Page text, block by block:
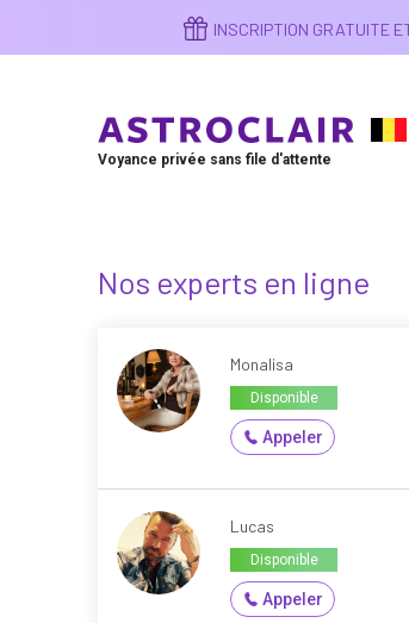
contenu
INSCRIPTION GRATUITE
Voyance privée sans file d'attente
Nos experts en ligne
Monalisa
Disponible
Appeler
Lucas
Disponible
Appeler